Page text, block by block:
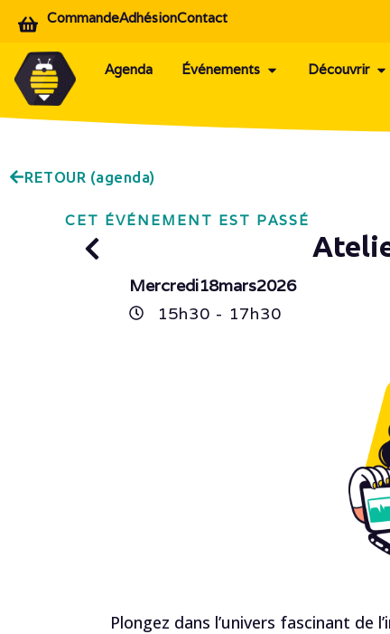
CommandeAdhésionContact
Agenda Événements Découvrir
RETOUR (agenda)
CET ÉVÉNEMENT EST PASSÉ
Mercredi18mars2026
15h30 - 17h30
Plongez dans l’univers fascinant de